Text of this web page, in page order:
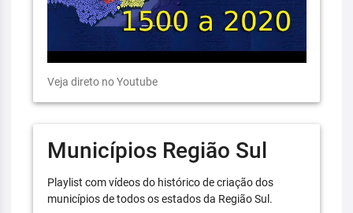
Veja direto no Youtube
Municípios Região Sul
Playlist com vídeos do histórico de criação dos
municípios de todos os estados da Região Sul.